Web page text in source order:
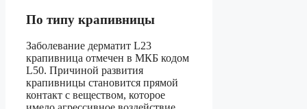
По типу крапивницы
Заболевание дерматит L23
крапивница отмечен в МКБ кодом
L50. Причиной развития
крапивницы становится прямой
контакт с веществом, которое